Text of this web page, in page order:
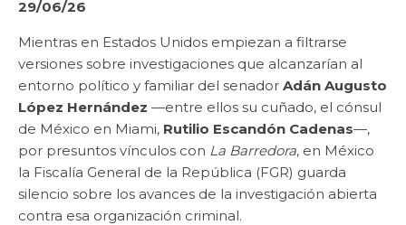
29/06/26
Mientras en Estados Unidos empiezan a filtrarse
versiones sobre investigaciones que alcanzarían al
entorno político y familiar del senador Adán Augusto
López Hernández —entre ellos su cuñado, el cónsul
de México en Miami, Rutilio Escandón Cadenas—,
por presuntos vínculos con La Barredora, en México
la Fiscalía General de la República (FGR) guarda
silencio sobre los avances de la investigación abierta
contra esa organización criminal.